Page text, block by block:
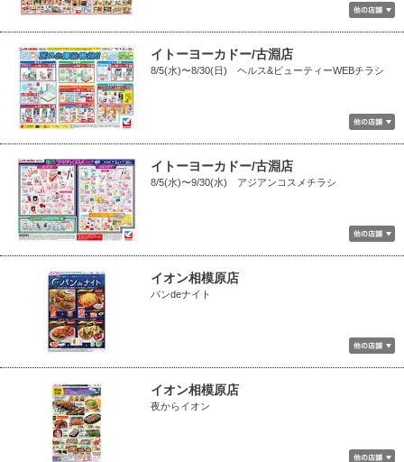
イトーヨーカドー/古淵店
8/5(水)〜8/30(日) ヘルス&ビューティーWEBチラシ
イトーヨーカドー/古淵店
8/5(水)〜9/30(水) アジアンコスメチラシ
イオン相模原店
パンdeナイト
イオン相模原店
夜からイオン